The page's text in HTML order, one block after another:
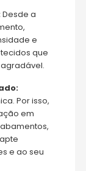
Desde a
e
que
Por isso,
em
e ao seu